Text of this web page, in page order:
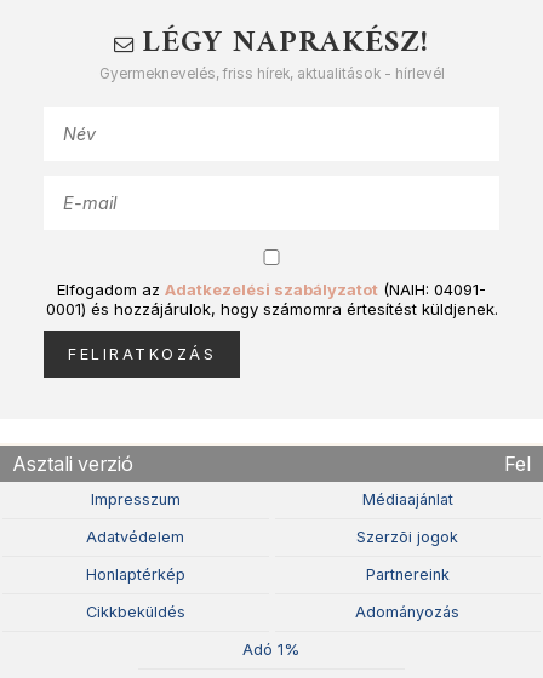
LÉGY NAPRAKÉSZ!
Gyermeknevelés, friss hírek, aktualitások - hírlevél
Elfogadom az Adatkezelési szabályzatot (NAIH: 04091-
0001) és hozzájárulok, hogy számomra értesítést küldjenek.
Asztali verzió Fel
Impresszum Médiaajánlat
Adatvédelem Szerzõi jogok
Honlaptérkép Partnereink
Cikkbeküldés Adományozás
Adó 1%